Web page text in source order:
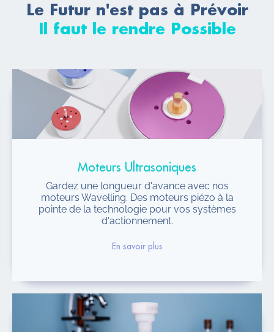
Le Futur n'est pas à Prévoir
Il faut le rendre Possible
Moteurs Ultrasoniques
Gardez une longueur d'avance avec nos
moteurs Wavelling. Des moteurs piézo à la
pointe de la technologie pour vos systèmes
d'actionnement.
En savoir plus